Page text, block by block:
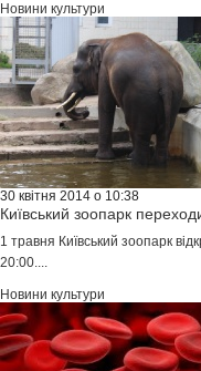
Новини культури
30 квітня 2014 о 10:38
Київський зоопарк
1 травня Київський зоопарк
20:00....
Новини культури